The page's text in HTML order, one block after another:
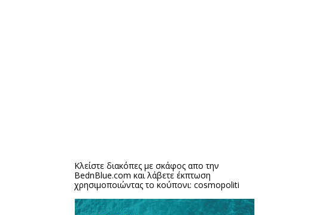
Κλείστε διακόπες με σκάφος απο την
BednBlue.com και λάβετε έκπτωση
χρησιμοποιώντας το κούπονι: cosmopoliti